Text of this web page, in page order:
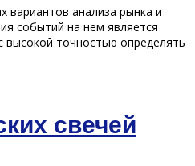
вариантов анализа рынка и
событий на нем является
высокой точностью определять
свечей